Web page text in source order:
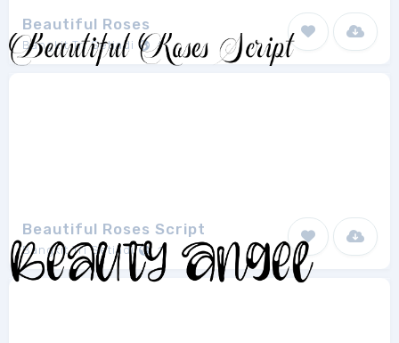
Beautiful Roses
Bangkit Tri Setiadi 1
Beautiful Roses Script
Bangkit Tri Setiadi 1